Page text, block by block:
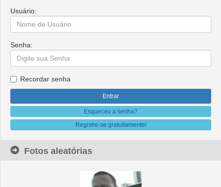
Usuário:
Senha:
Recordar senha
Esqueceu a senha?
Registre-se gratuitamente!
Fotos aleatórias